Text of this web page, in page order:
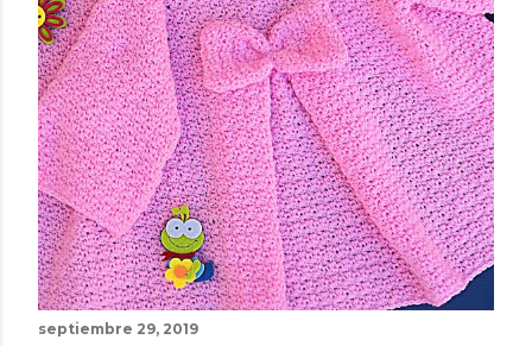
septiembre 29, 2019